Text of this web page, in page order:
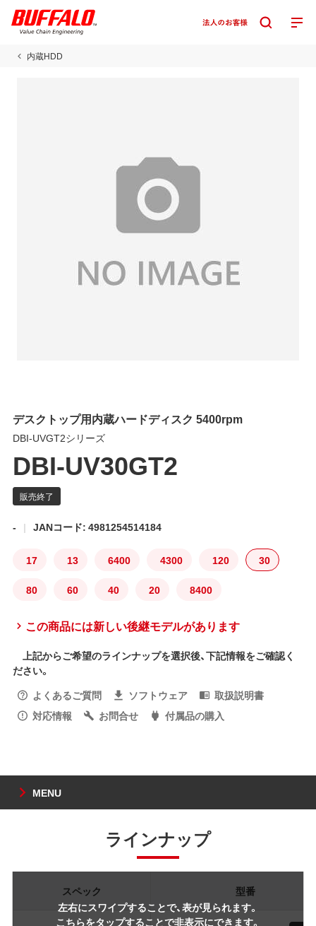
内蔵HDD
デスクトップ用内蔵ハードディスク 5400rpm
DBI-UVGT2シリーズ
DBI-UV30GT2
- JANコード: 4981254514184
17 13 6400 4300 120 30
80 60 40 20 8400
この商品には新しい後継モデルがあります
上記からご希望のラインナップを選択後、下記情報をご確認く
ださい。
よくあるご質問
ソフトウェア
取扱説明書
対応情報
お問合せ 付属品の購入
MENU
ラインナップ
左右にスワイプすることで、表が見られます。
こちらをタップすることで非表示にできます。
スペック 型番